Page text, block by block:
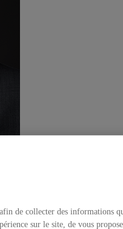
de collecter des informations
sur le site, de vous